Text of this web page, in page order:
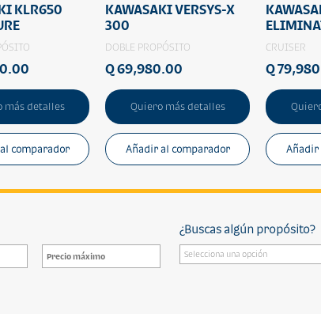
KLR650
más detalles
comparador
KAWASAKI VERSYS-X
300
DOBLE PROPÓSITO
Q 69,980.00
Quiero más detalles
Añadir al comparador
CRUISER
Q
Añadir
¿Buscas algún propósito?